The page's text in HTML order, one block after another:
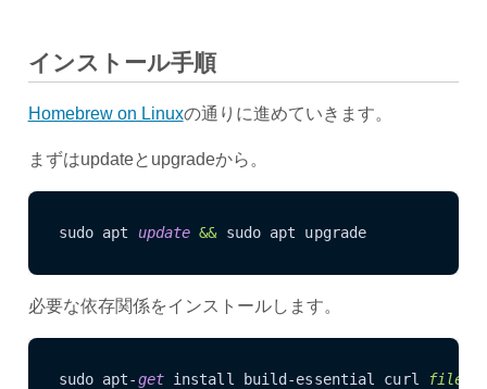
インストール手順
Homebrew on Linuxの通りに進めていきます。
まずはupdateとupgradeから。
sudo apt update &&
必要な依存関係をインストールします。
sudo apt-get install build-essential curl file